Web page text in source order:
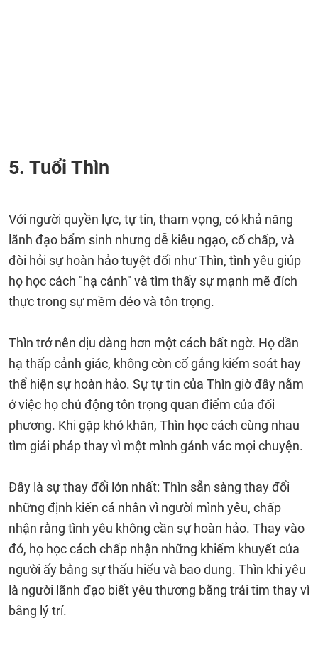
5. Tuổi Thìn
Với người quyền lực, tự tin, tham vọng, có khả năng
lãnh đạo bẩm sinh nhưng dễ kiêu ngạo, cố chấp, và
đòi hỏi sự hoàn hảo tuyệt đối như Thìn, tình yêu giúp
họ học cách "hạ cánh" và tìm thấy sự mạnh mẽ đích
thực trong sự mềm dẻo và tôn trọng.
Thìn trở nên dịu dàng hơn một cách bất ngờ. Họ dần
hạ thấp cảnh giác, không còn cố gắng kiểm soát hay
thể hiện sự hoàn hảo. Sự tự tin của Thìn giờ đây nằm
ở việc họ chủ động tôn trọng quan điểm của đối
phương. Khi gặp khó khăn, Thìn học cách cùng nhau
tìm giải pháp thay vì một mình gánh vác mọi chuyện.
Đây là sự thay đổi lớn nhất: Thìn sẵn sàng thay đổi
những định kiến cá nhân vì người mình yêu, chấp
nhận rằng tình yêu không cần sự hoàn hảo. Thay vào
đó, họ học cách chấp nhận những khiếm khuyết của
người ấy bằng sự thấu hiểu và bao dung. Thìn khi yêu
là người lãnh đạo biết yêu thương bằng trái tim thay vì
bằng lý trí.